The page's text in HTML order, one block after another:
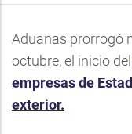
Aduanas prorrogó
octubre, el inicio del
empresas de
exterior.